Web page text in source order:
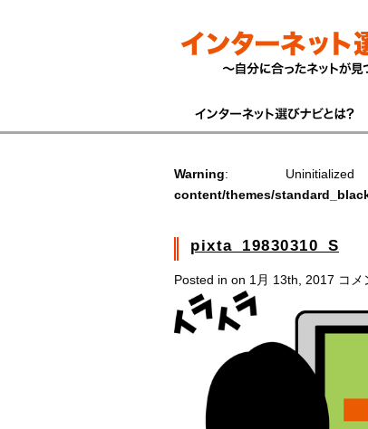
Warning:
content/themes/
pixta_19830310_S
Posted in on 1月 13th, 2017 コメ